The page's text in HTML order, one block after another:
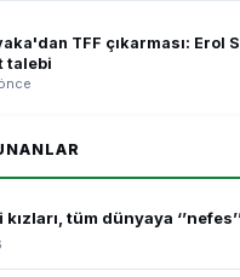
TFF çıkarması: Erol
talebi
tüm dünyaya